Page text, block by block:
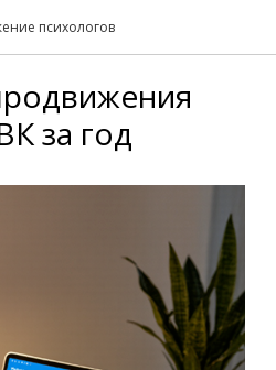
психологов
за год